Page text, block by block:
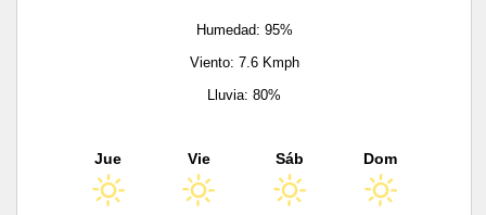
Humedad: 95%
Viento: 7.6 Kmph
Lluvia: 80%
Jue Vie Sáb Dom